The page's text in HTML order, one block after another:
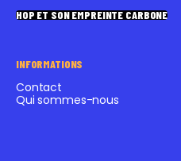
HOP ET SON EMPREINTE CARBONE
INFORMATIONS
Contact
Qui sommes-nous